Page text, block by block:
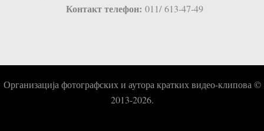
Контакт телефон: 011/ 613-47-49
Организација фотографских и аутора кратких видео-клипова ©
2013-2026.